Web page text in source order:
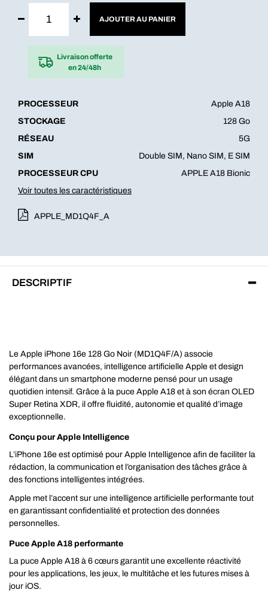
AJOUTER AU PANIER
Livraison offerte
en 24/48h
PROCESSEUR
Apple A18
STOCKAGE
128 Go
RÉSEAU
5G
SIM
Double SIM, Nano SIM, E SIM
PROCESSEUR CPU
APPLE A18 Bionic
Voir toutes les caractéristiques
APPLE_MD1Q4F_A
DESCRIPTIF
Le Apple iPhone 16e 128 Go Noir (MD1Q4F/A) associe
performances avancées, intelligence artificielle Apple et design
élégant dans un smartphone moderne pensé pour un usage
quotidien intensif. Grâce à la puce Apple A18 et à son écran OLED
Super Retina XDR, il offre fluidité, autonomie et qualité d’image
exceptionnelle.
Conçu pour Apple Intelligence
L’iPhone 16e est optimisé pour Apple Intelligence afin de faciliter la
rédaction, la communication et l’organisation des tâches grâce à
des fonctions intelligentes intégrées.
Apple met l’accent sur une intelligence artificielle performante tout
en garantissant confidentialité et protection des données
personnelles.
Puce Apple A18 performante
La puce Apple A18 à 6 cœurs garantit une excellente réactivité
pour les applications, les jeux, le multitâche et les futures mises à
jour iOS.